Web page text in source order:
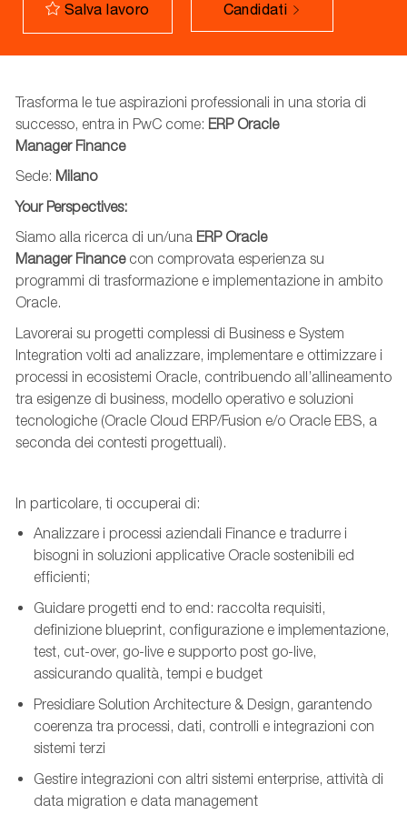
Salva lavoro Candidati
Trasforma le tue aspirazioni professionali in una storia di
successo, entra in PwC come: ERP Oracle
Manager Finance
Sede: Milano
Your Perspectives:
Siamo alla ricerca di un/una ERP Oracle
Manager Finance con comprovata esperienza su
programmi di trasformazione e implementazione in ambito
Oracle.
Lavorerai su progetti complessi di Business e System
Integration volti ad analizzare, implementare e ottimizzare i
processi in ecosistemi Oracle, contribuendo all’allineamento
tra esigenze di business, modello operativo e soluzioni
tecnologiche (Oracle Cloud ERP/Fusion e/o Oracle EBS, a
seconda dei contesti progettuali).
In particolare, ti occuperai di:
Analizzare i processi aziendali Finance e tradurre i
bisogni in soluzioni applicative Oracle sostenibili ed
efficienti;
Guidare progetti end to end: raccolta requisiti,
definizione blueprint, configurazione e implementazione,
test, cut-over, go-live e supporto post go-live,
assicurando qualità, tempi e budget
Presidiare Solution Architecture & Design, garantendo
coerenza tra processi, dati, controlli e integrazioni con
sistemi terzi
Gestire integrazioni con altri sistemi enterprise, attività di
data migration e data management